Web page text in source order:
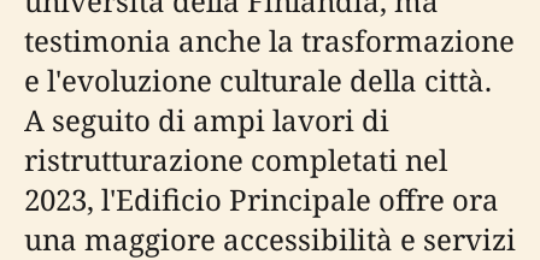
testimonia anche la trasformazione
e l'evoluzione culturale della città.
A seguito di ampi lavori di
ristrutturazione completati nel
2023, l'Edificio Principale offre ora
una maggiore accessibilità e servizi